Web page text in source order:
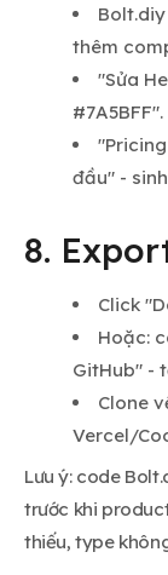
thêm
"Sửa
#7A5BFF".
đầu" -
8.
Click
Hoặc:
GitHub" -
Clone
Vercel/
Lưu ý: code
trước khi
thiếu, type